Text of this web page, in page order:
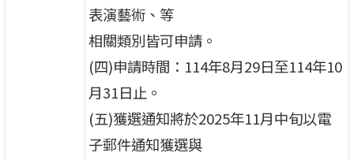
表演藝術、等
相關類別皆可申請。
(四)申請時間：114年8月29日至114年10
月31日止。
(五)獲選通知將於2025年11月中旬以電
子郵件通知獲選與